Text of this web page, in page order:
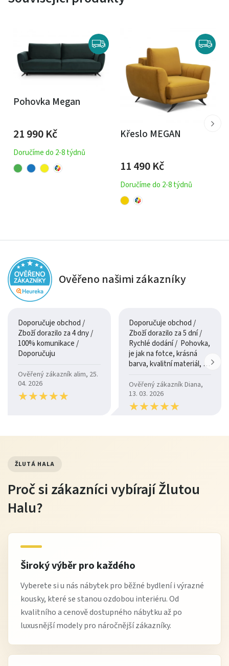
Pohovka Megan
21 990Kč
Doručíme do 2-8 týdnů
Křeslo MEGAN
11 490Kč
Doručíme do 2-8 týdnů
Ověřeno našimi zákazníky
Doporučuje obchod /
Zboží dorazilo za 4 dny /
100% komunikace /
Doporučuju
Ověřený zákazník alim, 25.
04. 2026
★★★★★
★★★★★
Doporučuje obchod /
Zboží dorazilo za 5 dní /
Rychlé dodání / Pohovka,
je jak na fotce, krásná
barva, kvalitní materiál, a
Ověřený zákazník Diana,
13. 03. 2026
★★★★★
★★★★★
ŽLUTÁ HALA
Proč si zákazníci vybírají Žlutou
Halu?
Široký výběr pro každého
Vyberete si u nás nábytek pro běžné bydlení i výrazné
kousky, které se stanou ozdobou interiéru. Od
kvalitního a cenově dostupného nábytku až po
luxusnější modely pro náročnější zákazníky.